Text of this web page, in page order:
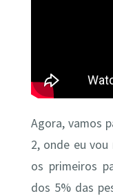
Agora, vamos
2, onde eu
os primeiros
dos 5% das